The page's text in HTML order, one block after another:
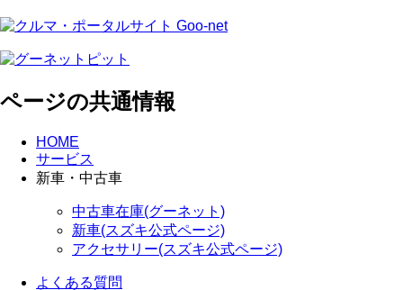
ページの共通情報
HOME
サービス
新車・中古車
中古車在庫(グーネット)
新車(スズキ公式ページ)
アクセサリー(スズキ公式ページ)
よくある質問